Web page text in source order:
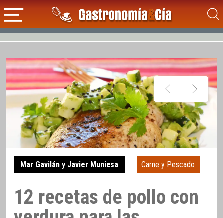
Mar Gavilán y Javier Muniesa Carne y Pescado
12 recetas de pollo con